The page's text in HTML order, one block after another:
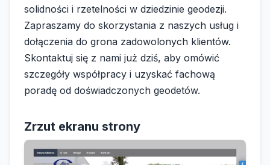
solidności i rzetelności w dziedzinie geodezji.
Zapraszamy do skorzystania z naszych usług i
dołączenia do grona zadowolonych klientów.
Skontaktuj się z nami już dziś, aby omówić
szczegóły współpracy i uzyskać fachową
poradę od doświadczonych geodetów.
Zrzut ekranu strony